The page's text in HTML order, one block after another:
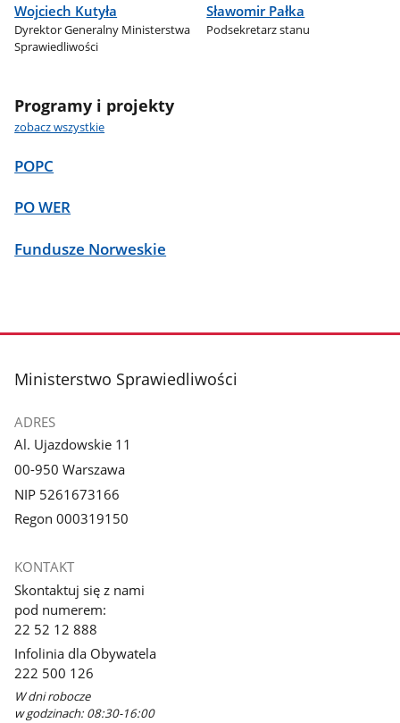
Wojciech Kutyła
Dyrektor Generalny Ministerstwa
Sprawiedliwości
Sławomir Pałka
Podsekretarz stanu
Programy i projekty
zobacz wszystkie
POPC
PO WER
Fundusze Norweskie
stopka
Ministerstwo Sprawiedliwości
ADRES
Al. Ujazdowskie 11
00-950 Warszawa
NIP 5261673166
Regon 000319150
KONTAKT
Skontaktuj się z nami
pod numerem:
22 52 12 888
Infolinia dla Obywatela
222 500 126
W dni robocze
w godzinach: 08:30-16:00